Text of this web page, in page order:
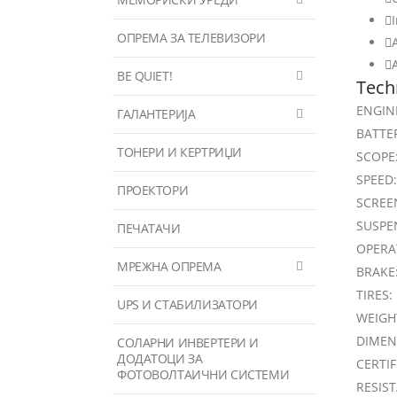
ОПРЕМА ЗА ТЕЛЕВИЗОРИ
BE QUIET!
ГАЛАНТЕРИЈА
ТОНЕРИ И КЕРТРИЏИ
ПРОЕКТОРИ
ПЕЧАТАЧИ
МРЕЖНА ОПРЕМА
UPS И СТАБИЛИЗАТОРИ
СОЛАРНИ ИНВЕРТЕРИ И
ДОДАТОЦИ ЗА
ФОТОВОЛТАИЧНИ СИСТЕМИ